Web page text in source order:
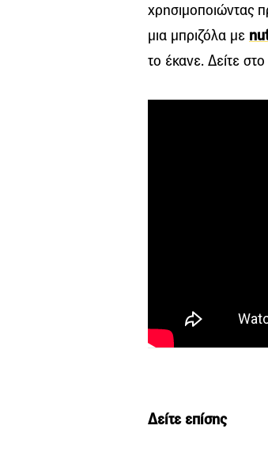
χρησιμοποιώντας
μια μπριζόλα με
το έκανε. Δείτε
Δείτε επίσης